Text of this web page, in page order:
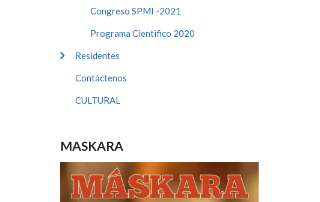
Congreso SPMI -2021
Programa Cientifico 2020
Residentes
Contáctenos
CULTURAL
MASKARA